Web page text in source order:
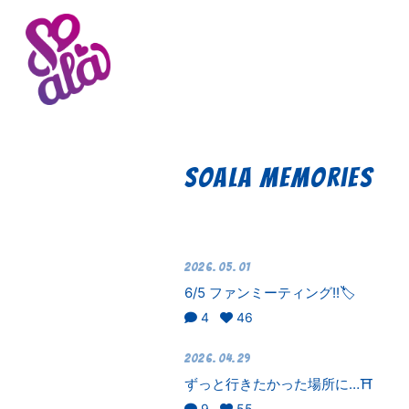
Soala Memories
2026.05.01
6/5 ファンミーティング!!🏷️
4 46
2026.04.29
ずっと行きたかった場所に…⛩